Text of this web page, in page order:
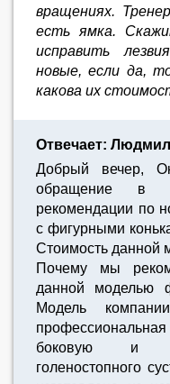
вращениях.
есть ямка.
исправить
новые, если да,
какова их
Отвечает:
Добрый вечер,
обращение в
рекомендации по
c фигурными
Стоимость данной
Почему мы
данной моделью
Модель
боковую и
голеностопного